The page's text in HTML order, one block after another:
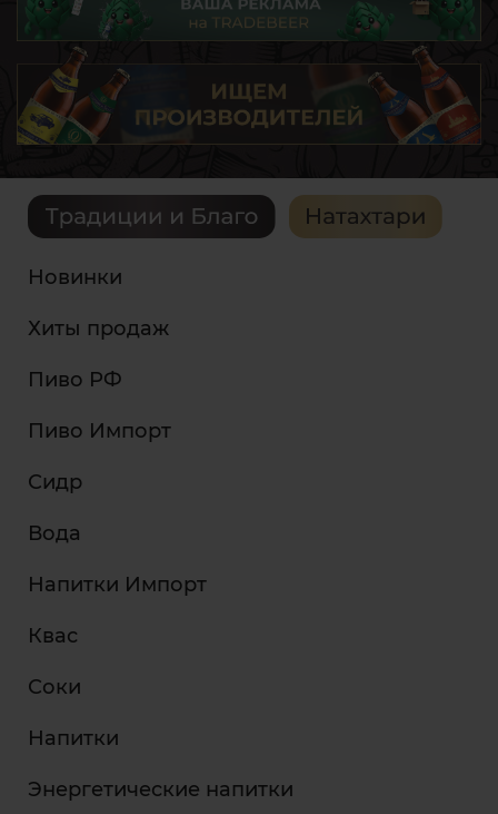
Новинки
Хиты продаж
Пиво РФ
Пиво Импорт
Сидр
Вода
Напитки Импорт
Квас
Соки
Напитки
Энергетические напитки